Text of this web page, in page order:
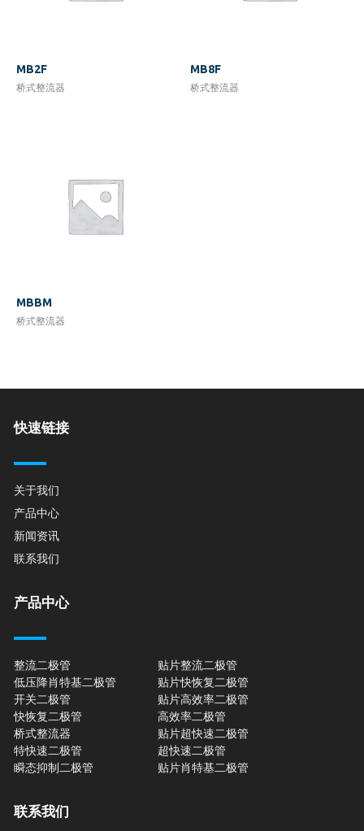
MB2F
桥式整流器
MB8F
桥式整流器
MBBM
桥式整流器
快速链接
关于我们
产品中心
新闻资讯
联系我们
产品中心
整流二极管
低压降肖特基二极管
开关二极管
快恢复二极管
桥式整流器
特快速二极管
瞬态抑制二极管
贴片整流二极管
贴片快恢复二极管
贴片高效率二极管
高效率二极管
贴片超快速二极管
超快速二极管
贴片肖特基二极管
联系我们